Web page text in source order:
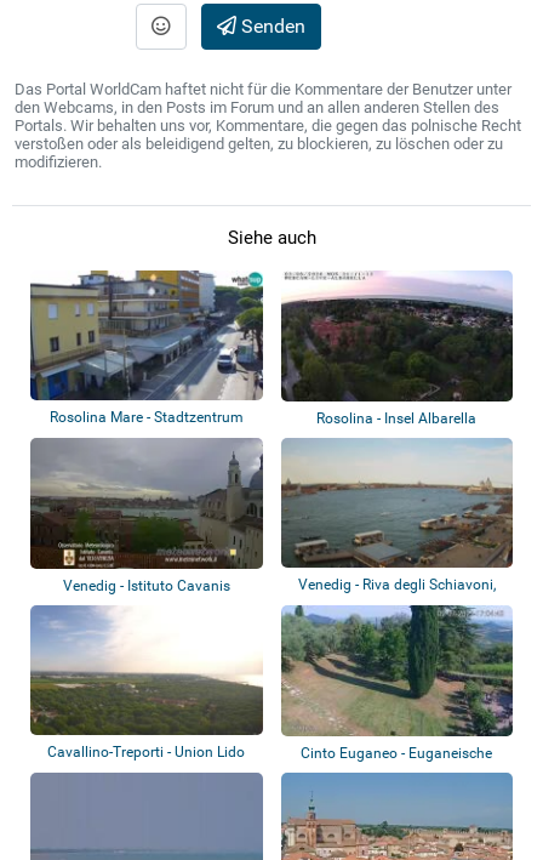
Senden
Das Portal WorldCam haftet nicht für die Kommentare der Benutzer unter
den Webcams, in den Posts im Forum und an allen anderen Stellen des
Portals. Wir behalten uns vor, Kommentare, die gegen das polnische Recht
verstoßen oder als beleidigend gelten, zu blockieren, zu löschen oder zu
modifizieren.
Siehe auch
Rosolina Mare - Stadtzentrum Rosolina - Insel Albarella
Venedig - Istituto Cavanis
Venezia
Venedig - Riva degli Schiavoni,
Becken v...
Cavallino-Treporti - Union Lido
Cinto Euganeo - Euganeische
Hügel - Wein...